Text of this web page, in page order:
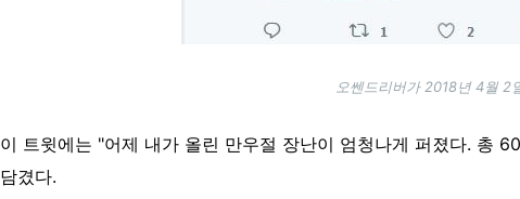
오쎈드리버가 2018년 4월 2
이 트윗에는 "어제 내가 올린 만우절 장난이 엄청나게 퍼졌다. 총
담겼다.